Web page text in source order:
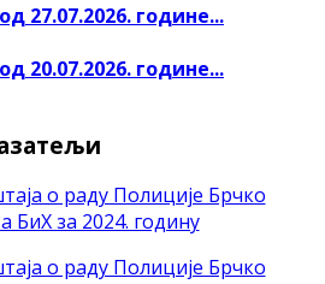
27.07.2026. године...
20.07.2026. године...
о раду Полиције Брчко
БиХ за 2024. годину
о раду Полиције Брчко